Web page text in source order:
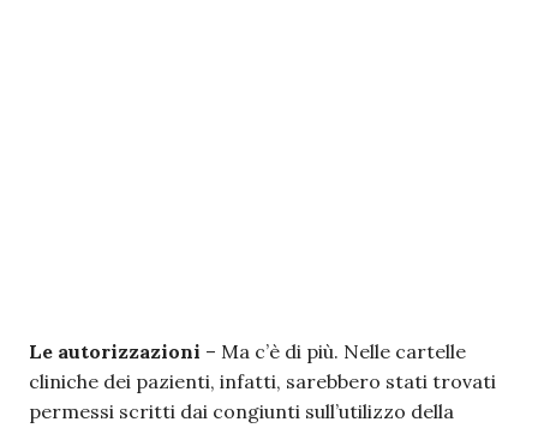
Le autorizzazioni – Ma c’è di più. Nelle cartelle
cliniche dei pazienti, infatti, sarebbero stati trovati
permessi scritti dai congiunti sull’utilizzo della